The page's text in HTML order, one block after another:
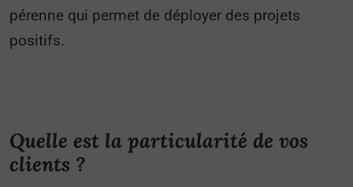
pérenne qui permet de déployer des projets
positifs.
Quelle est la particularité de vos
clients ?